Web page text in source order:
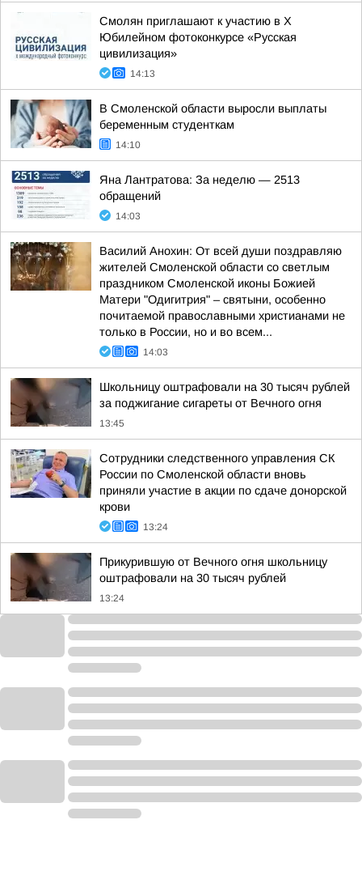
Смолян приглашают к участию в X
Юбилейном фотоконкурсе «Русская
цивилизация»
14:13
В Смоленской области выросли выплаты
беременным студенткам
14:10
Яна Лантратова: За неделю — 2513
обращений
14:03
Василий Анохин: От всей души поздравляю
жителей Смоленской области со светлым
праздником Смоленской иконы Божией
Матери "Одигитрия" – святыни, особенно
почитаемой православными христианами не
только в России, но и во всем...
14:03
Школьницу оштрафовали на 30 тысяч рублей
за поджигание сигареты от Вечного огня
13:45
Сотрудники следственного управления СК
России по Смоленской области вновь
приняли участие в акции по сдаче донорской
крови
13:24
Прикурившую от Вечного огня школьницу
оштрафовали на 30 тысяч рублей
13:24